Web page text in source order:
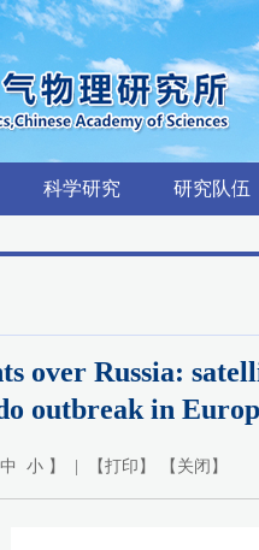
科学研究 研究队伍
over Russia:
outbreak in
中 小 】 | 【打印 】 【 关闭 】